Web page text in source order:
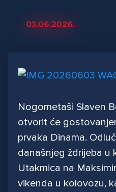
03.06.2026.
Nogometaši Slaven
otvorit će
prvaka Dinama.
današnjeg ždrijeba u
Utakmica na
vikenda u kolovozu,